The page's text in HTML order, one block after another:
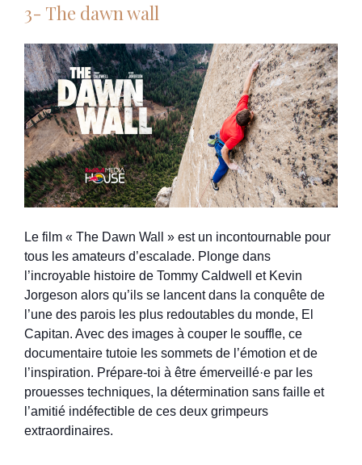
3- The dawn wall
Le film « The Dawn Wall » est un incontournable pour
tous les amateurs d’escalade. Plonge dans
l’incroyable histoire de Tommy Caldwell et Kevin
Jorgeson alors qu’ils se lancent dans la conquête de
l’une des parois les plus redoutables du monde, El
Capitan. Avec des images à couper le souffle, ce
documentaire tutoie les sommets de l’émotion et de
l’inspiration. Prépare-toi à être émerveillé·e par les
prouesses techniques, la détermination sans faille et
l’amitié indéfectible de ces deux grimpeurs
extraordinaires.